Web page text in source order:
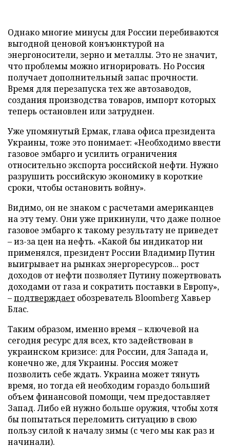
Однако многие минусы для России перебиваются
выгодной ценовой конъюнктурой на
энергоносители, зерно и металлы. Это не значит,
что проблемы можно игнорировать. Но Россия
получает дополнительный запас прочности.
Время для перезапуска тех же автозаводов,
создания производства товаров, импорт которых
теперь остановлен или затруднен.
Уже упомянутый Ермак, глава офиса президента
Украины, тоже это понимает: «Необходимо ввести
газовое эмбарго и усилить ограничения
относительно экспорта российской нефти. Нужно
разрушить российскую экономику в короткие
сроки, чтобы остановить войну».
Видимо, он не знаком с расчетами американцев
на эту тему. Они уже прикинули, что даже полное
газовое эмбарго к такому результату не приведет
– из-за цен на нефть. «Какой бы индикатор ни
применялся, президент России Владимир Путин
выигрывает на рынках энергоресурсов... рост
доходов от нефти позволяет Путину пожертвовать
доходами от газа и сократить поставки в Европу»,
–подтверждает обозреватель Bloomberg Хавьер
Блас.
Таким образом, именно время – ключевой на
сегодня ресурс для всех, кто задействован в
украинском кризисе: для России, для Запада и,
конечно же, для Украины. Россия может
позволить себе ждать. Украина может тянуть
время, но тогда ей необходим гораздо больший
объем финансовой помощи, чем предоставляет
Запад. Либо ей нужно больше оружия, чтобы хотя
бы попытаться переломить ситуацию в свою
пользу силой к началу зимы (с чего мы как раз и
начинали).